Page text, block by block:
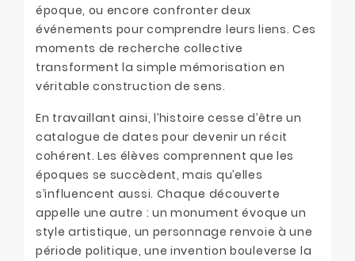
époque, ou encore confronter deux
événements pour comprendre leurs liens. Ces
moments de recherche collective
transforment la simple mémorisation en
véritable construction de sens.
En travaillant ainsi, l’histoire cesse d’être un
catalogue de dates pour devenir un récit
cohérent. Les élèves comprennent que les
époques se succèdent, mais qu’elles
s’influencent aussi. Chaque découverte
appelle une autre : un monument évoque un
style artistique, un personnage renvoie à une
période politique, une invention bouleverse la